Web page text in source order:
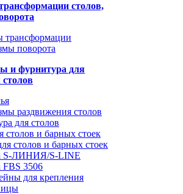
столов,
трансформации
поворота
и фурнитура для
столов
раздвижения столов
для столов
столов и барных стоек
столов и барных стоек
S-ЛИНИЯ/S-LINE
FBS 3506
для крепления